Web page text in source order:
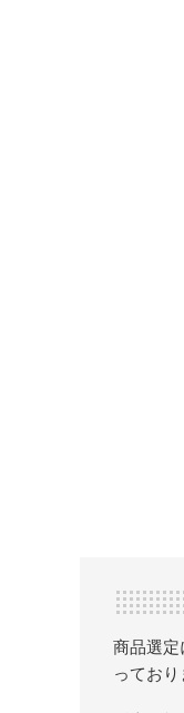
商品選
っており